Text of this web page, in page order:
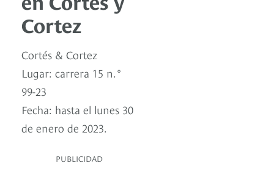
Cortez
Cortés & Cortez
Lugar: carrera 15 n.°
99-23
Fecha: hasta el lunes 30
de enero de 2023.
PUBLICIDAD